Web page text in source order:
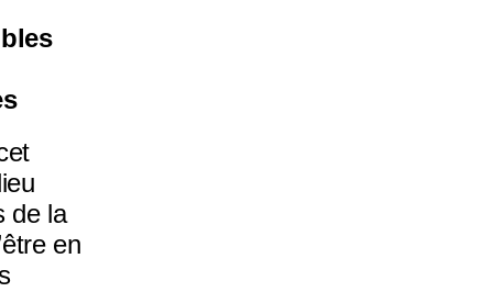
de la
en